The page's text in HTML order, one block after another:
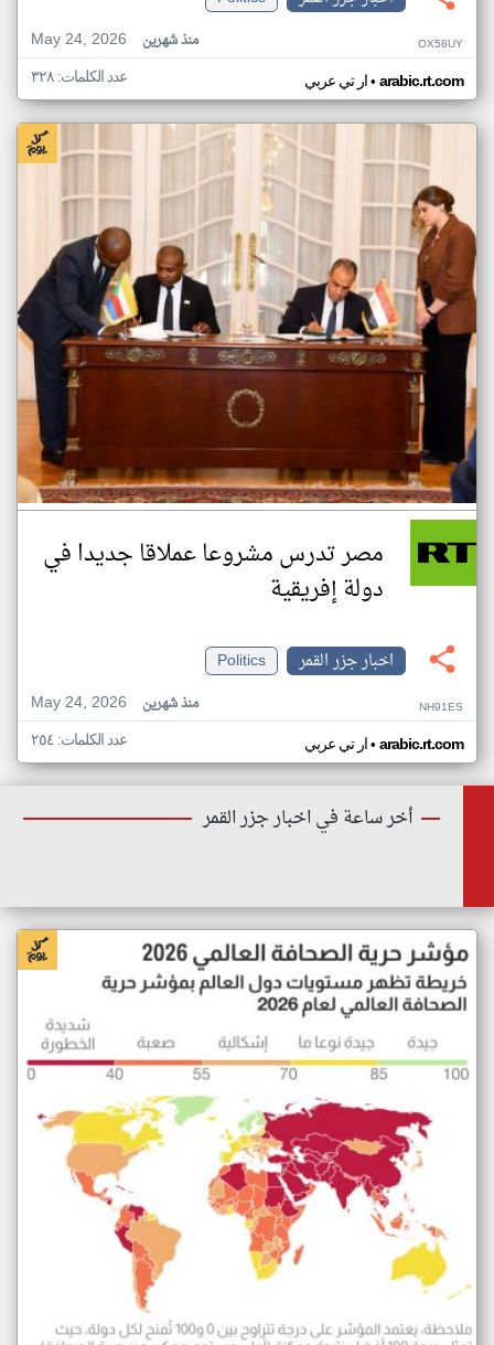
May 24, 2026
منذ شهرين OX58UY
ار تي عربي• arabic.rt.com عدد الكلمات: ٣٢٨
مصر تدرس مشروعا عملاقا جديدا في
دولة إفريقية
اخبار جزر القمر
Politics
May 24, 2026
منذ شهرين NH91ES
ار تي عربي• arabic.rt.com عدد الكلمات: ٢٥٤
أخر ساعة في اخبار جزر القمر